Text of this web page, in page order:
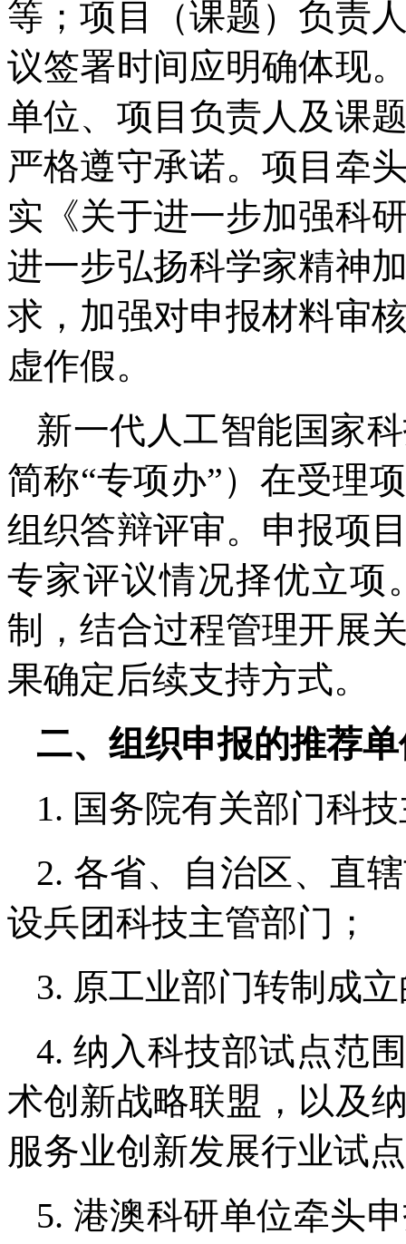
等；项目（课题）负责
议签署时间应明确体现
单位、项目负责人及课
严格遵守承诺。项目牵
实《关于进一步加强科
进一步弘扬科学家精神
求，加强对申报材料审
虚作假。
新一代人工智能国家
简称“专项办”）在受理
组织答辩评审。申报项
专家评议情况择优立项
制，结合过程管理开展
果确定后续支持方式。
二、组织申报的推荐
1. 国务院有关部门科
2. 各省、自治区、直
设兵团科技主管部门；
3. 原工业部门转制成
4. 纳入科技部试点范
术创新战略联盟，以及
服务业创新发展行业试
5. 港澳科研单位牵头